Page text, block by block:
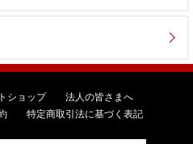
ショップ
法人の皆さまへ
特定商取引法に基づく表記